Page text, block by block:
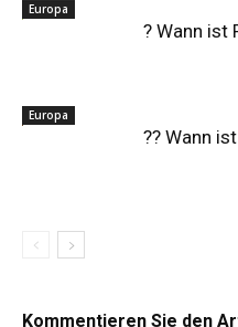
Europa
? Wann ist
Europa
?? Wann
Kommentieren Sie den